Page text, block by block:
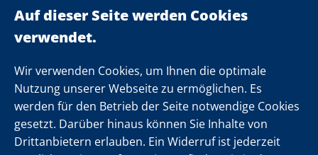
Wir verwenden Cookies, um Ihnen die optimale
Nutzung unserer Webseite zu ermöglichen. Es
werden für den Betrieb der Seite notwendige Cookies
gesetzt. Darüber hinaus können Sie Inhalte von
Drittanbietern erlauben. Ein Widerruf ist jederzeit
Landeskabinett
Einsamkeit
Folgen Sie uns